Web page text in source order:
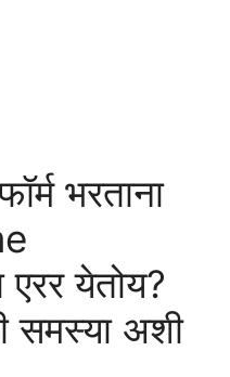
भरताना
येतोय?
समस्या अशी